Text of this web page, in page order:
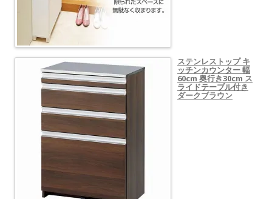
ステンレストップ キ
ッチンカウンター 幅
60cm 奥行き30cm ス
ライドテーブル付き
ダークブラウン